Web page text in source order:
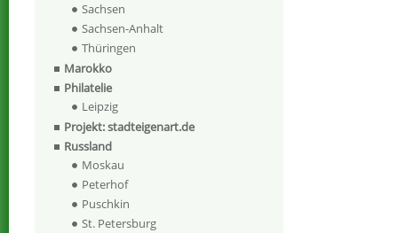
Sachsen
Sachsen-Anhalt
Thüringen
Marokko
Philatelie
Leipzig
Projekt: stadteigenart.de
Russland
Moskau
Peterhof
Puschkin
St. Petersburg